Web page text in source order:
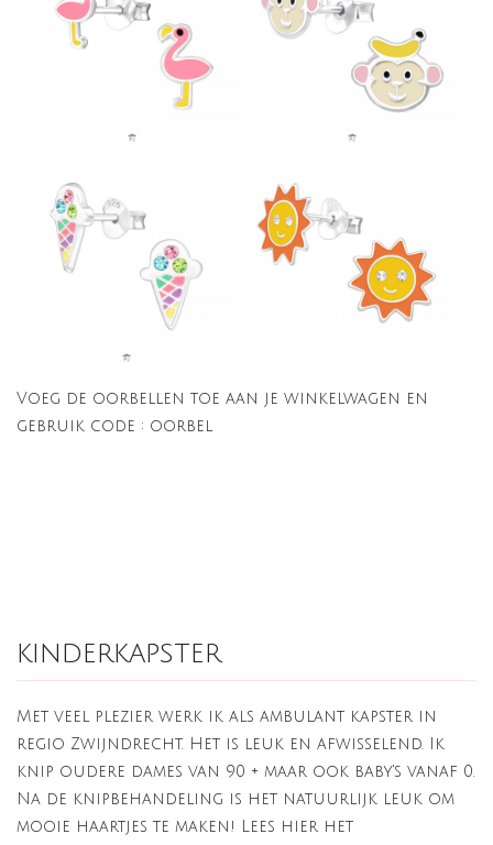
Voeg de oorbellen toe aan je winkelwagen en
gebruik code : oorbel
kinderkapster
Met veel plezier werk ik als ambulant kapster in
regio Zwijndrecht. Het is leuk en afwisselend. Ik
knip oudere dames van 90 + maar ook baby's vanaf 0.
Na de knipbehandeling is het natuurlijk leuk om
mooie haartjes te maken! Lees hier het